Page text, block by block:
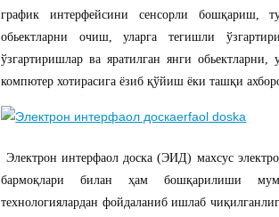
график интерфейсини сенсорли бошқариш,
обьектларни очиш, уларга тегишли
ўзгартиришлар ва яратилган янги
компютер хотирасига ёзиб қўйиш ёки ташқи
Электрон интерфаол доска (ЭИД) махсус
бармоқлари билан ҳам бошқарилиши
технологиялардан фойдаланиб ишлаб